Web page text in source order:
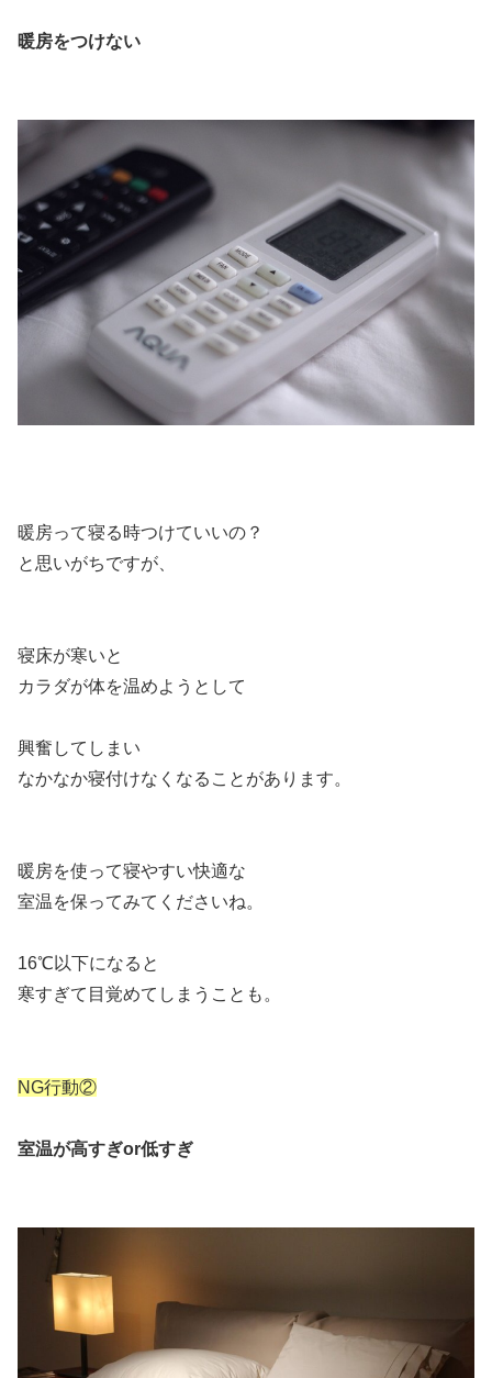
暖房をつけない
暖房って寝る時つけていいの？
と思いがちですが、
寝床が寒いと
カラダが体を温めようとして
興奮してしまい
なかなか寝付けなくなることがあります。
暖房を使って寝やすい快適な
室温を保ってみてくださいね。
16℃以下になると
寒すぎて目覚めてしまうことも。
NG行動②
室温が高すぎor低すぎ